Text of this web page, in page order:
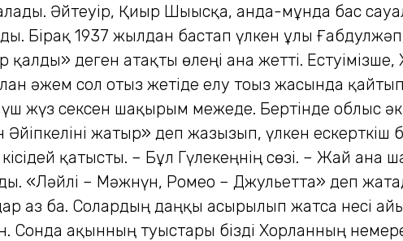
Әйтеуір, Қиыр Шығысқа, анда-мұнда бас
Бірақ 1937 жылдан бастап үлкен ұлы
деген атақты өлеңі ғана жетті.
әжем сол отыз жетіде елу тоғыз жасында
жүз сексен шақырым межеде. Бертінде облыс
жатыр» деп жазғызып, үлкен ескерткіш
қатысты. – Бұл Гүлекеңнің сөзі. – Жай
«Ләйлі – Мәжнүн, Ромео – Джульетта» деп
аз ба. Солардың даңқы асырылып жатса несі
Сонда ақынның туыстары бізді Хорланның